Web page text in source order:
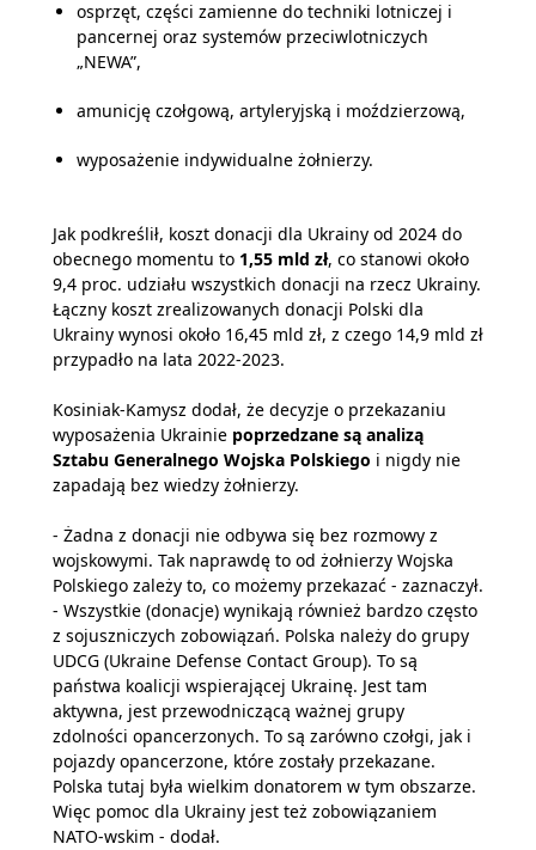
osprzęt, części zamienne do techniki lotniczej i
pancernej oraz systemów przeciwlotniczych
„NEWA”,
amunicję czołgową, artyleryjską i moździerzową,
wyposażenie indywidualne żołnierzy.
Jak podkreślił, koszt donacji dla Ukrainy od 2024 do
obecnego momentu to 1,55 mld zł, co stanowi około
9,4 proc. udziału wszystkich donacji na rzecz Ukrainy.
Łączny koszt zrealizowanych donacji Polski dla
Ukrainy wynosi około 16,45 mld zł, z czego 14,9 mld zł
przypadło na lata 2022-2023.
Kosiniak-Kamysz dodał, że decyzje o przekazaniu
wyposażenia Ukrainie poprzedzane są analizą
Sztabu Generalnego Wojska Polskiego i nigdy nie
zapadają bez wiedzy żołnierzy.
- Żadna z donacji nie odbywa się bez rozmowy z
wojskowymi. Tak naprawdę to od żołnierzy Wojska
Polskiego zależy to, co możemy przekazać - zaznaczył.
- Wszystkie (donacje) wynikają również bardzo często
z sojuszniczych zobowiązań. Polska należy do grupy
UDCG (Ukraine Defense Contact Group). To są
państwa koalicji wspierającej Ukrainę. Jest tam
aktywna, jest przewodniczącą ważnej grupy
zdolności opancerzonych. To są zarówno czołgi, jak i
pojazdy opancerzone, które zostały przekazane.
Polska tutaj była wielkim donatorem w tym obszarze.
Więc pomoc dla Ukrainy jest też zobowiązaniem
NATO-wskim - dodał.